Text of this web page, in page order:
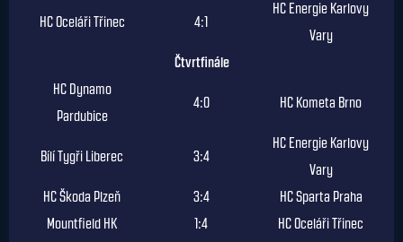
HC Oceláři Třinec 4:1
HC Energie Karlovy
Vary
Čtvrtfinále
HC Dynamo
Pardubice
4:0 HC Kometa Brno
Bílí Tygři Liberec 3:4
HC Energie Karlovy
Vary
HC Škoda Plzeň
3:4
HC Sparta Praha
Mountfield HK
1:4
HC Oceláři Třinec